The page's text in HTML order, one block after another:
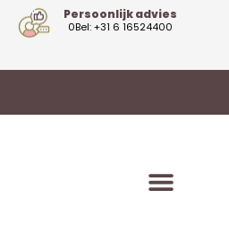
Persoonlijk advies
0Bel: +31 6 16524400